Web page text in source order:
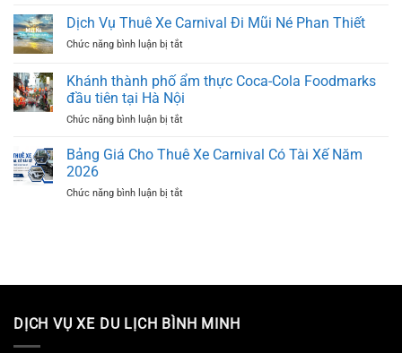
2025
xe
theo
tháng
Dịch Vụ Thuê Xe Carnival Đi Mũi Né Phan Thiết
Chức năng bình luận bị tắtở
Vụ
Thuê
Xe
Carnival
Mũi
Thiết
Khánh thành phố ẩm thực Coca-Cola Foodmarks
đầu tiên tại Hà Nội
Chức năng bình luận bị tắtở
thành
thực
tại
Nội
Bảng Giá Cho Thuê Xe Carnival Có Tài Xế Năm
2026
Chức năng bình luận bị tắtở
Carnival
Xế
DỊCH VỤ XE DU LỊCH BÌNH MINH